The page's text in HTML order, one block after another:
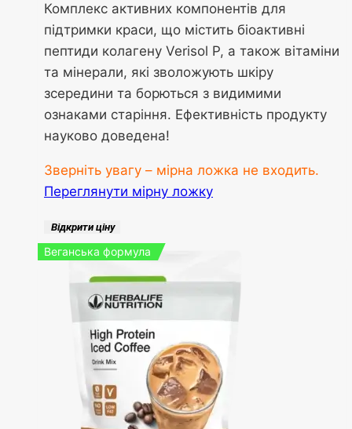
Комплекс активних компонентів для
підтримки краси, що містить біоактивні
пептиди колагену Verisol P, а також вітаміни
та мінерали, які зволожують шкіру
зсередини та борються з видимими
ознаками старіння. Ефективність продукту
науково доведена!
Зверніть увагу – мірна ложка не входить.
Переглянути мірну ложку
Відкрити ціну
Веганська формула